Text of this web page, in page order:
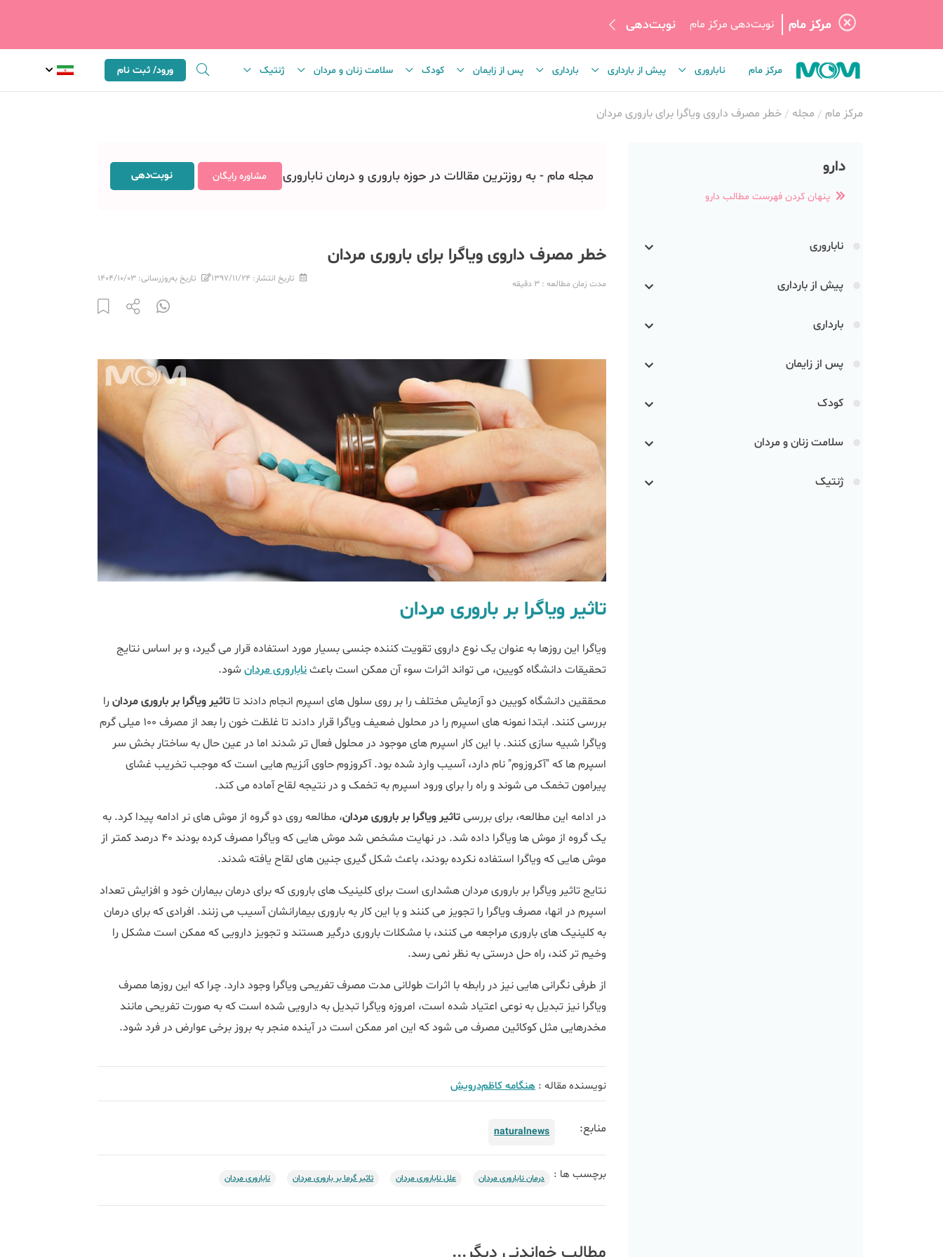
مرکز مام نوبت‌دهی مرکز مام نوبت‌دهی
مرکز مام ناباروری پیش از بارداری بارداری پس از زایمان کودک سلامت زنان و مردان ژنتیک ورود/ ثبت نام
مرکز مام مجله خطر مصرف داروی ویاگرا برای باروری مردان
دارو
پنهان کردن فهرست مطالب دارو
ناباروری
پیش از بارداری
بارداری
پس از زایمان
کودک
سلامت زنان و مردان
ژنتیک
مجله مام - به روزترین مقالات در حوزه باروری و درمان ناباروری مشاوره رایگان نوبت‌دهی
خطر مصرف داروی ویاگرا برای باروری مردان
مدت زمان مطالعه: 3 دقیقه تاریخ انتشار:۱۳۹۷/۱۱/۲۴ تاریخ به‌روزرسانی:۱۴۰۴/۱۰/۰۳
تاثیر ویاگرا بر باروری مردان
ویاگرا این روزها به عنوان یک نوع داروی تقویت کننده جنسی بسیار مورد استفاده قرار می گیرد، و بر اساس نتایج
تحقیقات دانشگاه کویین، می تواند اثرات سوء آن ممکن است باعثناباروری مردانشود.
محققین دانشگاه کویین دو آزمایش مختلف را بر روی سلول های اسپرم انجام دادند تا تاثیر ویاگرا بر باروری مردانرا
بررسی کنند. ابتدا نمونه های اسپرم را در محلول ضعیف ویاگرا قرار دادند تا غلظت خون را بعد از مصرف 100 میلی گرم
ویاگرا شبیه سازی کنند. با این کار اسپرم های موجود در محلول فعال تر شدند اما در عین حال به ساختار بخش سر
اسپرم ها که "آکروزوم" نام دارد، آسیب وارد شده بود. آکروزوم حاوی آنزیم هایی است که موجب تخریب غشای
پیرامون تخمک می شوند و راه را برای ورود اسپرم به تخمک و در نتیجه لقاح آماده می کند.
در ادامه این مطالعه، برای بررسیتاثیر ویاگرا بر باروری مردان، مطالعه روی دو گروه از موش های نر ادامه پیدا کرد. به
یک گروه از موش ها ویاگرا داده شد. در نهایت مشخص شد موش هایی که ویاگرا مصرف کرده بودند 40 درصد کمتر از
موش هایی که ویاگرا استفاده نکرده بودند، باعث شکل گیری جنین های لقاح یافته شدند.
نتایج تاثیر ویاگرا بر باروری مردان هشداری است برای کلینیک های باروری که برای درمان بیماران خود و افزایش تعداد
اسپرم در انها، مصرف ویاگرا را تجویز می کنند و با این کار به باروری بیمارانشان آسیب می زنند. افرادی که برای درمان
به کلینیک های باروری مراجعه می کنند، با مشکلات باروری درگیر هستند و تجویز دارویی که ممکن است مشکل را
وخیم تر کند، راه حل درستی به نظر نمی رسد.
از طرفی نگرانی هایی نیز در رابطه با اثرات طولانی مدت مصرف تفریحی ویاگرا وجود دارد. چرا که این روزها مصرف
ویاگرا نیز تبدیل به نوعی اعتیاد شده است، امروزه ویاگرا تبدیل به دارویی شده است که به صورت تفریحی مانند
مخدرهایی مثل کوکائین مصرف می شود که این امر ممکن است در آینده منجر به بروز برخی عوارض در فرد شود.
نویسنده مقاله :هنگامه کاظم‌درویش
منابع: naturalnews
برچسب ها : درمان ناباروری مردان علل ناباروری مردان تاثیر گرما بر باروری مردان ناباروری مردان